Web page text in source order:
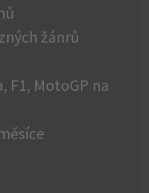
žánrů
F1, MotoGP na